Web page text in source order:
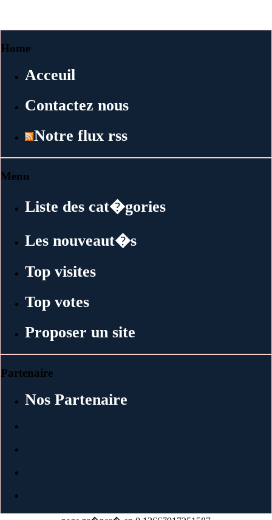
Home
Acceuil
Contactez nous
Notre flux rss
Menu
Liste des cat�gories
Les nouveaut�s
Top visites
Top votes
Proposer un site
Partenaire
Nos Partenaire